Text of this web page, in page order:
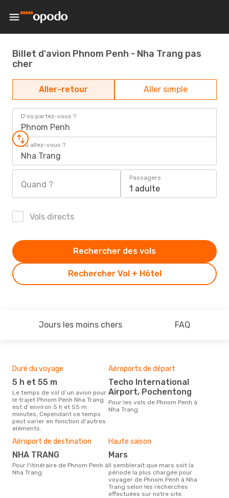
Billet d'avion Phnom Penh - Nha Trang pas
cher
Aller-retour Aller simple
D'où partez-vous ?
Phnom Penh
Où allez-vous ?
Nha Trang
Quand ?
Passagers
1 adulte
Vols directs
Rechercher Vol + Hôtel
Rechercher des vols
Jours les moins chers FAQ
Duré du voyage
5 h et 55 m
Le temps de vol d´un avion pour
le trajet Phnom Penh Nha Trang
est d´environ 5 h et 55 m
minutes, Cependant ce temps
peut varier en fonction d'autres
eléments.
Aéroports de départ
Techo International
Airport, Pochentong
Pour les vols de Phnom Penh à
Nha Trang
Aéroport de destination
NHA TRANG
Pour l'itinéraire de Phnom Penh à
Nha Trang
Haute saison
mars
Il semblerait que mars soit la
période la plus chargée pour
voyager de Phnom Penh à Nha
Trang selon les recherches
effectuées sur notre site.